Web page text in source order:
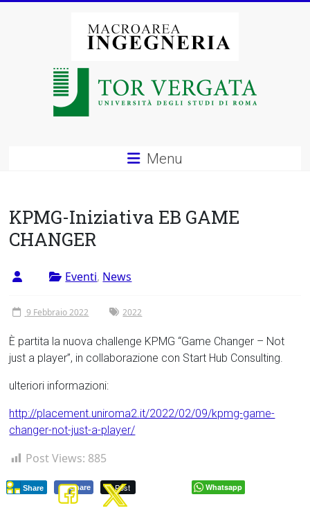
Macroarea
degli
Studi
di
Tor
Vergata
Menu
KPMG-Iniziativa EB GAME
CHANGER
Eventi, News
9 Febbraio 2022 2022
È partita la nuova challenge KPMG “Game Changer – Not
just a player”, in collaborazione con Start Hub Consulting.
ulteriori informazioni:
http://placement.uniroma2.it/2022/02/09/kpmg-game-
changer-not-just-a-player/
Post Views: 885
Share Post
Share Whatsapp